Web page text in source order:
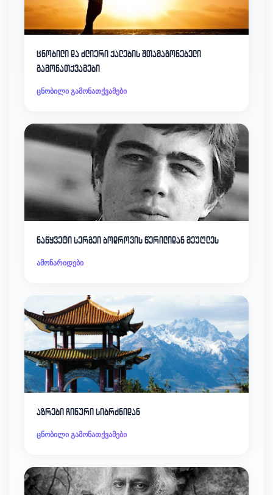
ცნობილი და ძლიერი ქალების შთამაგონებელი
გამონათქვამები
ცნობილი გამონათქვამები
ნაწყვეტი სერგეი ბოდროვის წერილიდან მეუღლეს
ამონარიდები
აზრები ჩინური სიბრძნიდან
ცნობილი გამონათქვამები